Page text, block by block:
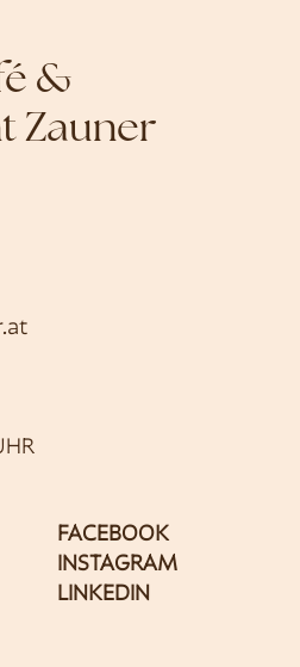
&
Zauner
FACEBOOK
INSTAGRAM
LINKEDIN